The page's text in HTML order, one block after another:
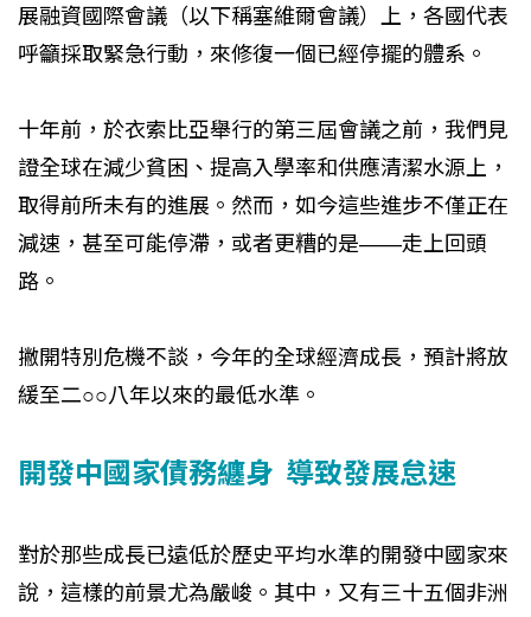
展融資國際會議（以下稱塞維爾會議）上，各國代表
呼籲採取緊急行動，來修復一個已經停擺的體系。
十年前，於衣索比亞舉行的第三屆會議之前，我們見
證全球在減少貧困、提高入學率和供應清潔水源上，
取得前所未有的進展。然而，如今這些進步不僅正在
減速，甚至可能停滯，或者更糟的是——走上回頭
路。
撇開特別危機不談，今年的全球經濟成長，預計將放
緩至二○○八年以來的最低水準。
開發中國家債務纏身 導致發展怠速
對於那些成長已遠低於歷史平均水準的開發中國家來
說，這樣的前景尤為嚴峻。其中，又有三十五個非洲